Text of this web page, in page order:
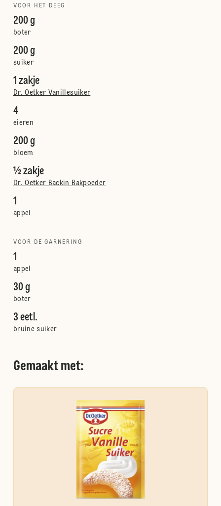
VOOR HET DEEG
200 g
boter
200 g
suiker
1 zakje
Dr. Oetker Vanillesuiker
4
eieren
200 g
bloem
½ zakje
Dr. Oetker Backin Bakpoeder
1
appel
VOOR DE GARNERING
1
appel
30 g
boter
3 eetl.
bruine suiker
Gemaakt met: